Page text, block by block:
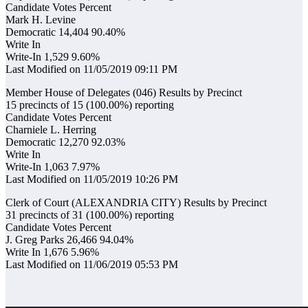
Candidate Votes Percent
Mark H. Levine
Democratic 14,404 90.40%
Write In
Write-In 1,529 9.60%
Last Modified on 11/05/2019 09:11 PM
Member House of Delegates (046) Results by Precinct
15 precincts of 15 (100.00%) reporting
Candidate Votes Percent
Charniele L. Herring
Democratic 12,270 92.03%
Write In
Write-In 1,063 7.97%
Last Modified on 11/05/2019 10:26 PM
Clerk of Court (ALEXANDRIA CITY) Results by Precinct
31 precincts of 31 (100.00%) reporting
Candidate Votes Percent
J. Greg Parks 26,466 94.04%
Write In 1,676 5.96%
Last Modified on 11/06/2019 05:53 PM